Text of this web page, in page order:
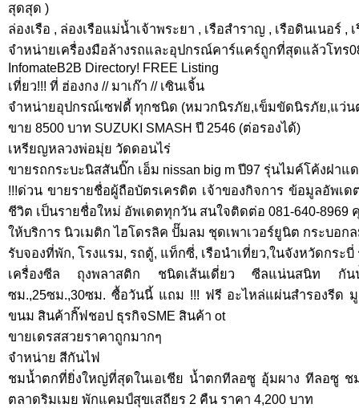
สุดสุด )
ล่องเรือ , ล่องเรือแม่น้ำเจ้าพระยา , เรือสำราญ , เรือดินเนอร์ ,
จำหน่ายเครื่องมือล้างรถและอุปกรณ์คาร์แคร์ถูกที่สุดแล้วโทร
InfomateB2B Directory! FREE Listing
เที่ยว!!! ที่ ฮ่องกง // มาเก๊า // เซินเจิ้น
จำหน่ายอุปกรณ์เซฟตี้ ทุกชนิด (หมวกนิรภัย,เข็มขัดนิรภัย,แว่น
ขาย 8500 บาท SUZUKI SMASH ปี 2546 (ต่อรองได้)
เหรียญหลวงพ่อมุ่ย วัดดอนไร่
ขายรถกระบะนิสสันบิ๊ก เอ็ม nissan big m ปี97 รุ่นไมค์โค้งฝา
!!!ด่วน ขายรายชื่อผู้ถือบัตรเครดิต เจ้าของกิจการ ข้อมูลอัพเ
ชีวิต เป็นรายชื่อใหม่ อัพเดตทุกวัน สนใจติดต่อ 081-640-8969
ให้บริการ นิวเมติก ไฮโดรลิค ปั๊มลม ชุดเพาเวอร์ยูนิต กระบอก
รับจองที่พัก, โรงแรม, รถตู้, แท็กซี่, เรือนำเที่ยว,ในจังหวัดกระบี่
เครื่องซีล ถุงพลาสติก ชนิดเส้นเดี่ยว ซีลแน่นสนิท
ซม.,25ซม.,30ซม. ซื้อวันนี้ แถม !!! ฟรี อะไหล่แผ่นสำรองรีด
ขนม สินค้ากิ๊ฟชอป ธุรกิจSME สินค้า ot
ขายเดรสสวยราคาถูกมากๆ
จำหน่าย สีกันไฟ
ชมน้ำตกที่ยิ่งใหญ่ที่สุดในเอเชีย น้ำตกทีลอซู อุ้มผาง ทีลอซู
ตลาดริมเมย พักแคมป์สุขเสถียร 2 คืน ราคา 4,200 บาท